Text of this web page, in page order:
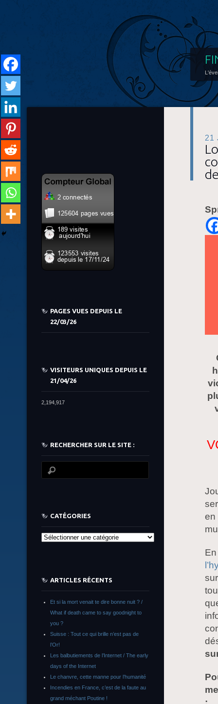
21
en
PAGES VUES DEPUIS LE
22/03/26
VISITEURS UNIQUES DEPUIS LE
21/04/26
2,194,917
RECHERCHER SUR LE SITE :
CATÉGORIES
Catégories
ARTICLES RÉCENTS
Et si la mort venait te dire bonne nuit ? /
What if death came to say goodnight to
you ?
Suisse : Tout ce qui brille n’est pas de
l’Or!
Les balbutiements de l’Internet / The early
days of the Internet
Le chanvre, cette manne pour l’humanité
Incendies en France, c’est de la faute au
grand méchant Poutine !